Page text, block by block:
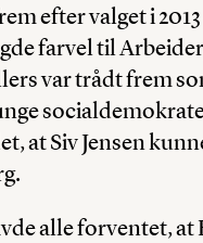
efter valget i
farvel til
var trådt frem
at Siv Jensen
alle forventet,